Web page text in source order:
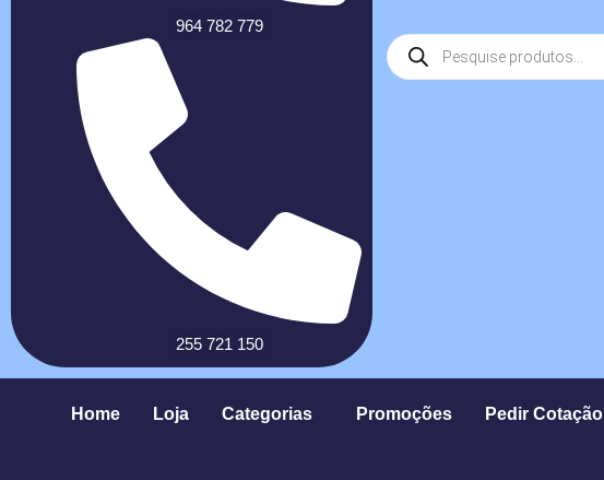
964 782 779
255 721 150
Home Loja Categorias Promoções Pedir Cotação